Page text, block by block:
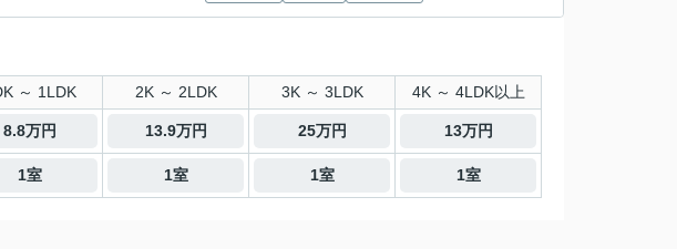
～ 1LDK 2K ～ 2LDK 3K ～ 3LDK 4K ～ 4LDK以上
8.8万円 13.9万円 25万円 13万円
1室 1室 1室 1室